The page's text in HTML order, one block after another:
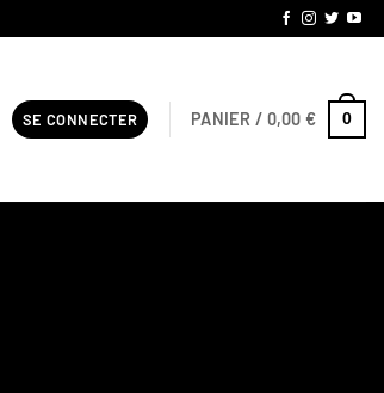
SE CONNECTER PANIER / 0,00€ 0